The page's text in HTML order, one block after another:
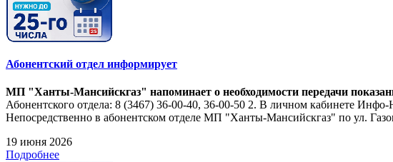
Абонентский отдел информирует
МП "Ханты-Мансийскгаз" напоминает о необходимости передачи
Абонентского отдела: 8 (3467) 36-00-40, 36-00-50 2. В личном кабинете
Непосредственно в абонентском отделе МП "Ханты-Мансийскгаз" по ул.
19 июня 2026
Подробнее